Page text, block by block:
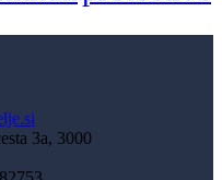
3a, 3000